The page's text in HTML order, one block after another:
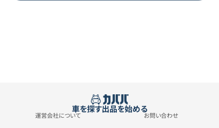
車を探す出品を始める
運営会社について お問い合わせ